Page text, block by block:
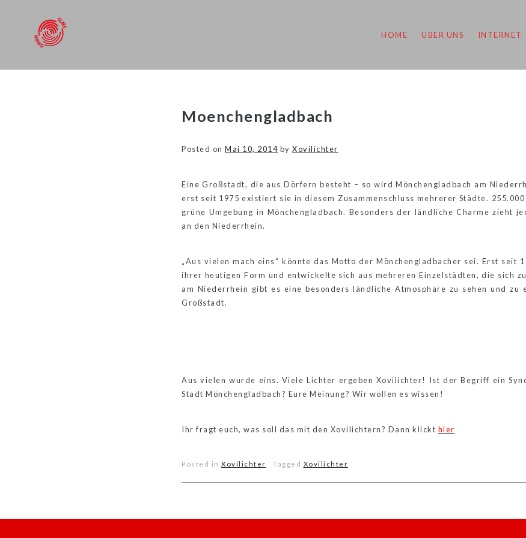
GmbH
HOME ÜBER UNS INTERNET
Moenchengladbach
Posted on Mai 10, 2014 by Xovilichter
Eine Großstadt, die aus Dörfern besteht – so wird Mönchengladbach am
erst seit 1975 existiert sie in diesem Zusammenschluss mehrerer Städte.
grüne Umgebung in Mönchengladbach. Besonders der ländliche Charme zieht
an den Niederrhein.
„Aus vielen mach eins“ könnte das Motto der Mönchengladbacher sei. Erst seit
ihrer heutigen Form und entwickelte sich aus mehreren Einzelstädten, die sich
am Niederrhein gibt es eine besonders ländliche Atmosphäre zu sehen und zu
Großstadt.
Aus vielen wurde eins. Viele Lichter ergeben Xovilichter! Ist der Begriff ein
Stadt Mönchengladbach? Eure Meinung? Wir wollen es wissen!
Ihr fragt euch, was soll das mit den Xovilichtern? Dann klickt hier
Posted in Xovilichter Tagged Xovilichter